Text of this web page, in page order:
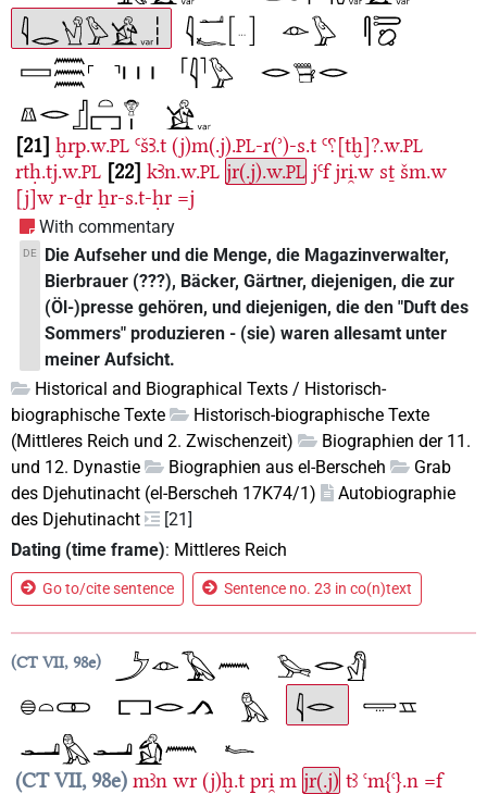
21 ḫrp.w.PL ꜤšꜢ.t (j)m(.j).PL-r(ʾ)-s.t Ꜥ⸮[tḫ]?.w.PL
rtḥ.tj.w.PL 22 kꜢn.w.PL jr(.j).w.PL jꜤf jri̯.w sṯ šm.w
[j]w r-ḏr ẖr-s.t-ḥr =j
With commentary
DE
Die Aufseher und die Menge, die Magazinverwalter,
Bierbrauer (???), Bäcker, Gärtner, diejenigen, die zur
(Öl-)presse gehören, und diejenigen, die den "Duft des
Sommers" produzieren - (sie) waren allesamt unter
meiner Aufsicht.
Historical and Biographical Texts / Historisch-
biographische Texte
Historisch-biographische Texte
(Mittleres Reich und 2. Zwischenzeit)
Biographien der 11.
und 12. Dynastie
Biographien aus el-Berscheh
Grab
des Djehutinacht (el-Berscheh 17K74/1)
Autobiographie
des Djehutinacht
[21]
Dating (time frame): Mittleres Reich
Go to/cite sentence Sentence no. 23 in co(n)text
CT VII, 98e
CT VII, 98e mꜣn wr (j)ḫ.t pri̯ m jr(.j) tꜣ ꜥm{ꜥ}.n =f